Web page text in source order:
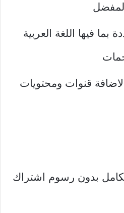
بما فيها اللغة العربية
قنوات ومحتويات
بدون رسوم اشتراك